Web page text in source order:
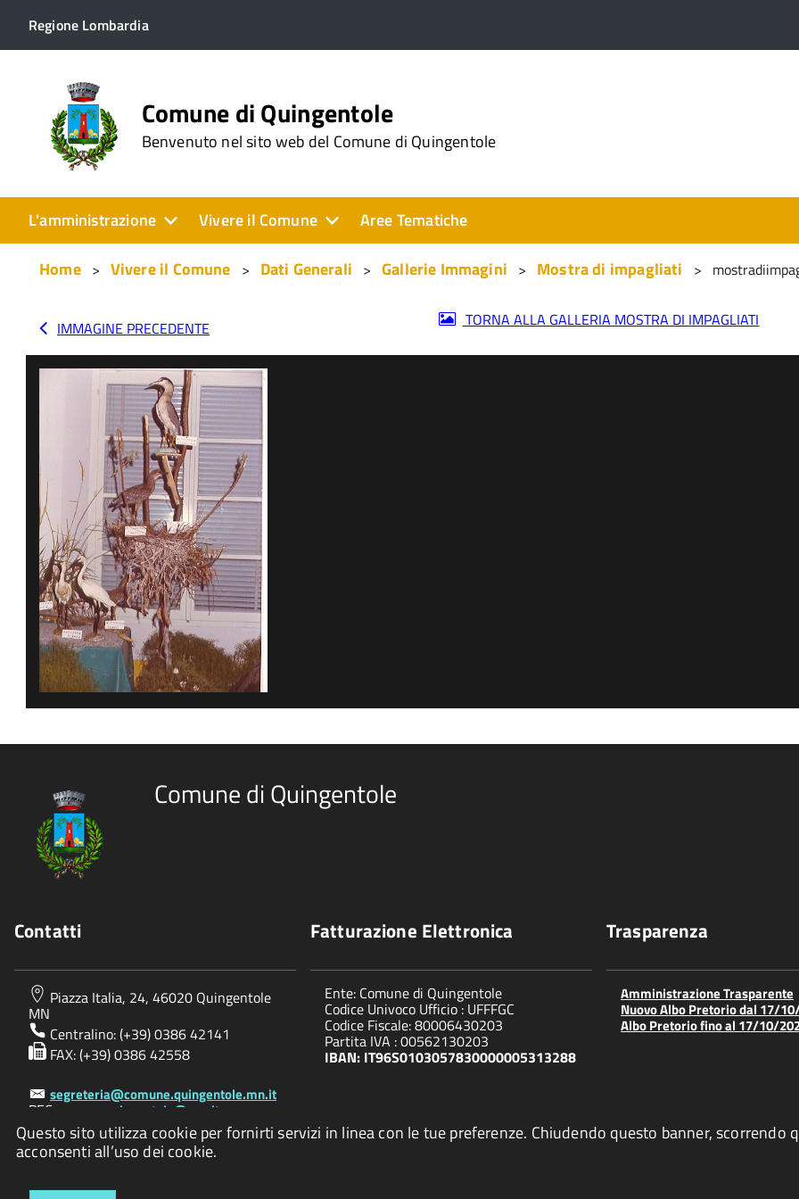
Regione Lombardia
Comune di Quingentole
Benvenuto nel sito web del Comune di Quingentole
L'amministrazione Vivere il Comune Aree Tematiche
Home Vivere il Comune Dati Generali Gallerie Immagini Mostra di impagliati
IMMAGINE PRECEDENTE TORNA ALLA GALLERIA MOSTRA DI IMPAGLIATI
Comune di Quingentole
Contatti
Piazza Italia, 24, 46020 Quingentole
MN
Centralino: (+39) 0386 42141
FAX: (+39) 0386 42558
segreteria@comune.quingentole.mn.it
PEC: comunequingentole@pec.it
Fatturazione Elettronica
Ente: Comune di Quingentole
Codice Univoco Ufficio : UFFFGC
Codice Fiscale: 80006430203
Partita IVA : 00562130203
IBAN: IT96S0103057830000005313288
Trasparenza
Amministrazione Trasparente
Nuovo Albo Pretorio dal 17/
Albo Pretorio fino al 17/10/
Questo sito utilizza cookie per fornirti servizi in linea con le tue preferenze. Chiudendo questo banner, scorrendo
acconsenti all’uso dei cookie.